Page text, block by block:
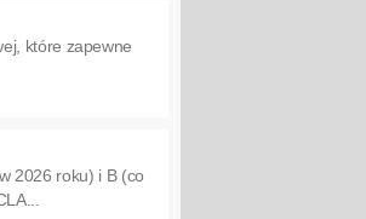
które zapewne
2026 roku) i B (co